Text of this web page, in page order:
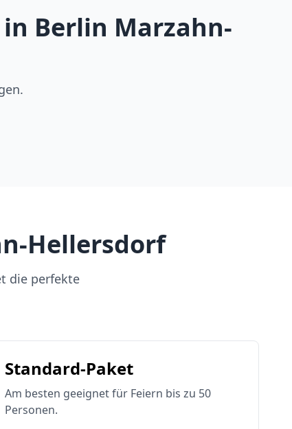
Berlin Marzahn-
Hellersdorf
die perfekte
Standard-Paket
Am besten geeignet für Feiern bis zu 50
Personen.